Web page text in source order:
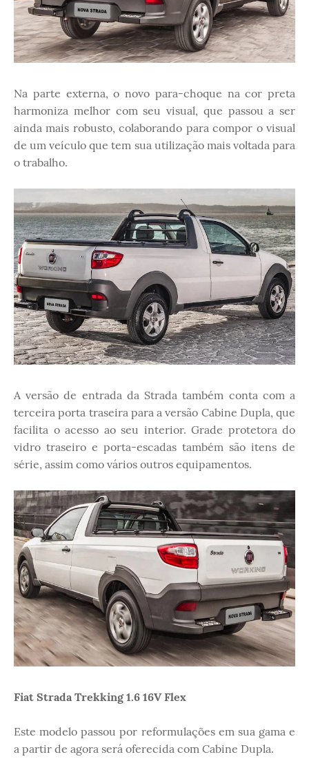
Na parte externa, o novo para-choque na cor preta
harmoniza melhor com seu visual, que passou a ser
ainda mais robusto, colaborando para compor o visual
de um veículo que tem sua utilização mais voltada para
o trabalho.
A versão de entrada da Strada também conta com a
terceira porta traseira para a versão Cabine Dupla, que
facilita o acesso ao seu interior. Grade protetora do
vidro traseiro e porta-escadas também são itens de
série, assim como vários outros equipamentos.
Fiat Strada Trekking 1.6 16V Flex
Este modelo passou por reformulações em sua gama e
a partir de agora será oferecida com Cabine Dupla.